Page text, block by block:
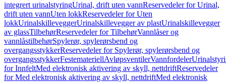
integrert urinalstyringUrinal, drift uten vannReservedeler for Urinal,
drift uten vannUten lokkReservedeler for Uten
lokkUrinalskilleveggerUrinalskillevegger av plastUrinalskillevegger
av glassTilbehørReservedeler for TilbehørVannlåser og
vannlåstilbehørSpylerør, spylerørsbend og
overgangsstykkerReservedeler for Spylerør, spylerørsbend og
overgangsstykkerFestemateriellAvløpsventilerVannfordeler
for InnfeltMed elektronisk aktivering av skyll, nettdriftReservedeler
for Med elektronisk aktivering av skyll, nettdriftMed elektronisk